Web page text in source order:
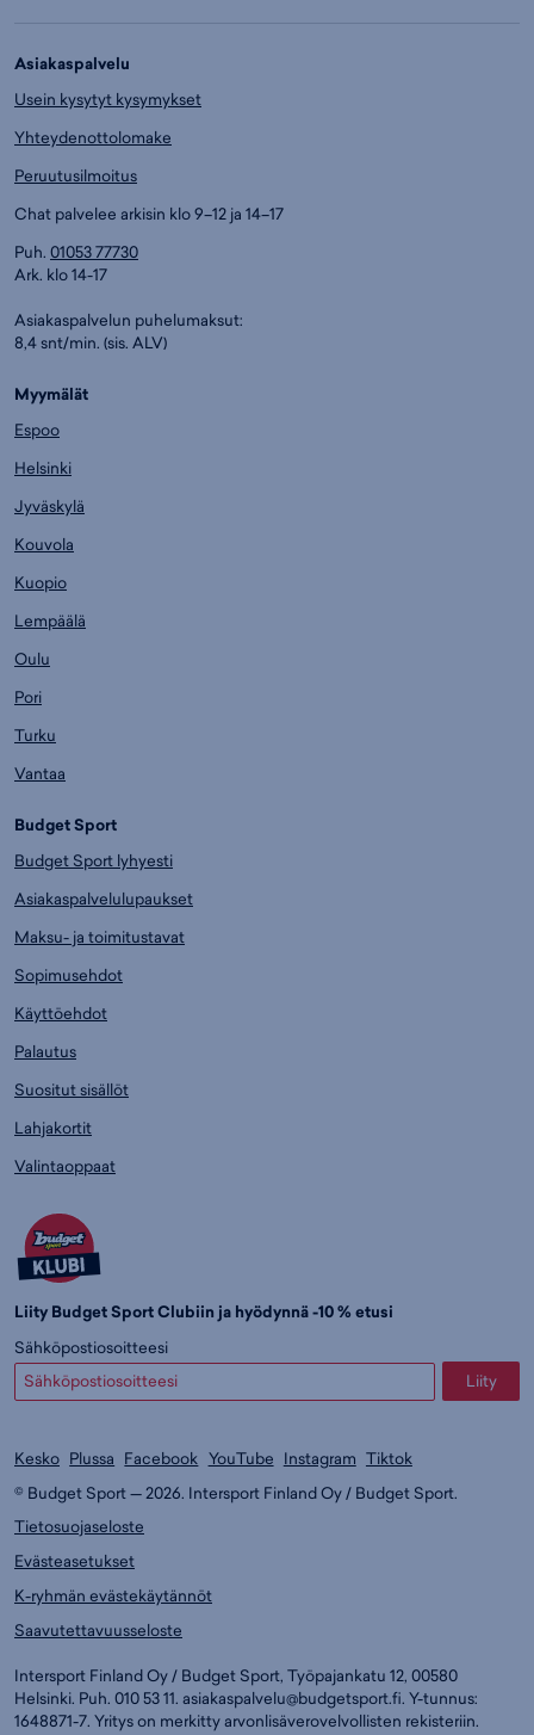
Asiakaspalvelu
Usein kysytyt kysymykset
Yhteydenottolomake
Peruutusilmoitus
Chat palvelee arkisin klo 9–12 ja 14–17
Puh. 01053 77730
Ark. klo 14-17
Asiakaspalvelun puhelumaksut:
8,4 snt/min. (sis. ALV)
Myymälät
Espoo
Helsinki
Jyväskylä
Kouvola
Kuopio
Lempäälä
Oulu
Pori
Turku
Vantaa
Budget Sport
Budget Sport lyhyesti
Asiakaspalvelulupaukset
Maksu- ja toimitustavat
Sopimusehdot
Käyttöehdot
Palautus
Suositut sisällöt
Lahjakortit
Valintaoppaat
Liity Budget Sport Clubiin ja hyödynnä -10 % etusi
Sähköpostiosoitteesi
Liity
Kesko Plussa Facebook YouTube Instagram Tiktok
© Budget Sport — 2026. Intersport Finland Oy / Budget Sport.
Tietosuojaseloste
Evästeasetukset
K-ryhmän evästekäytännöt
Saavutettavuusseloste
Intersport Finland Oy / Budget Sport, Työpajankatu 12, 00580
Helsinki. Puh. 010 53 11. asiakaspalvelu@budgetsport.fi. Y-tunnus:
1648871-7. Yritys on merkitty arvonlisäverovelvollisten rekisteriin.